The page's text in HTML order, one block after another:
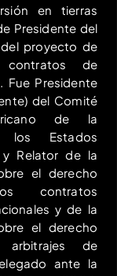
en tierras
Presidente del
proyecto de
contratos de
Fue Presidente
del Comité
de la
los Estados
y Relator de la
el derecho
contratos
y de la
el derecho
de
ante la